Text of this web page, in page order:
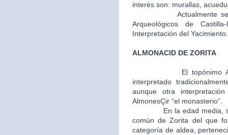
interés son: murallas,
Actualmente se
Arqueológicos de
Interpretación del Yacimiento.
ALMONACID DE ZORITA
El topónimo
interpretado
aunque otra
AlmonesÇir “el monasterio”.
En la edad media,
común de Zorita del que
categoría de aldea,